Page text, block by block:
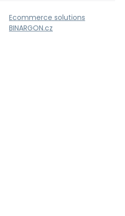
Ecommerce solutions
BINARGON.cz